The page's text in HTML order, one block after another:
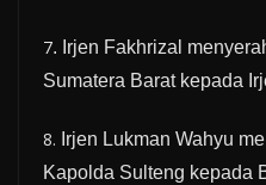
7. Irjen Fakhrizal
Sumatera Barat kepada
8. Irjen Lukman Wahyu
Kapolda Sulteng kepada